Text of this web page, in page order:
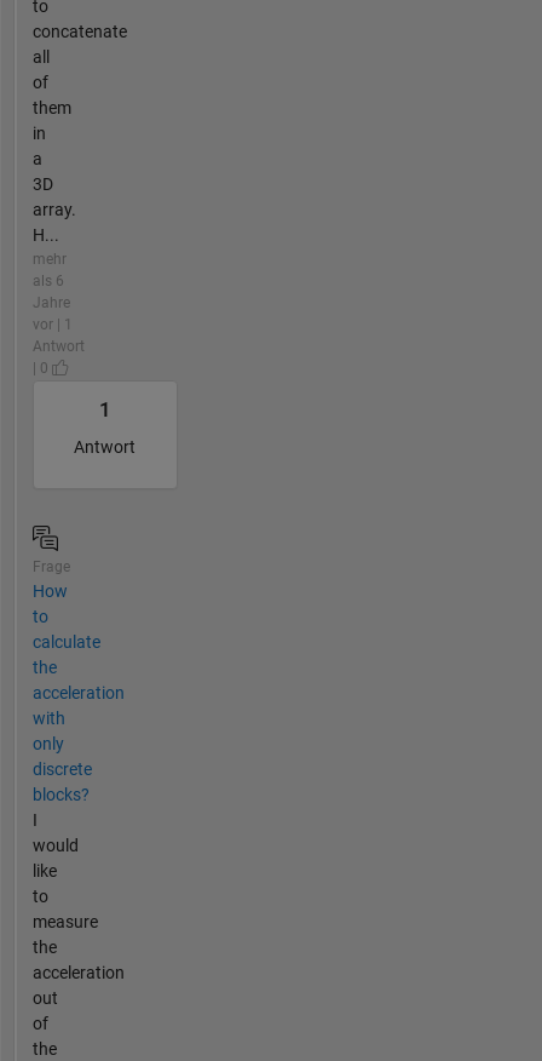
to
concatenate
all
of
them
in
a
3D
array.
H...
mehr
als 6
Jahre
vor | 1
Antwort
| 0
1
Antwort
Frage
How
to
calculate
the
acceleration
with
only
discrete
blocks?
I
would
like
to
measure
the
acceleration
out
of
the